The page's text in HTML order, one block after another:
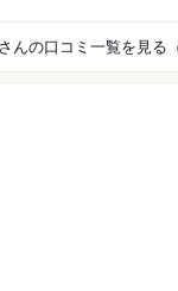
さんの口コミ一覧を見る